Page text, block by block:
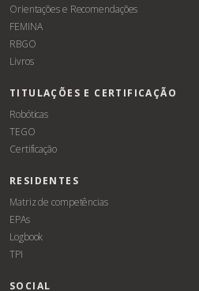
Orientações e Recomendações
FEMINA
RBGO
Livros
TITULAÇÕES E CERTIFICAÇÃO
Robóticas
TEGO
Certificação
RESIDENTES
Matriz de competências
EPAs
Logbook
TPI
SOCIAL